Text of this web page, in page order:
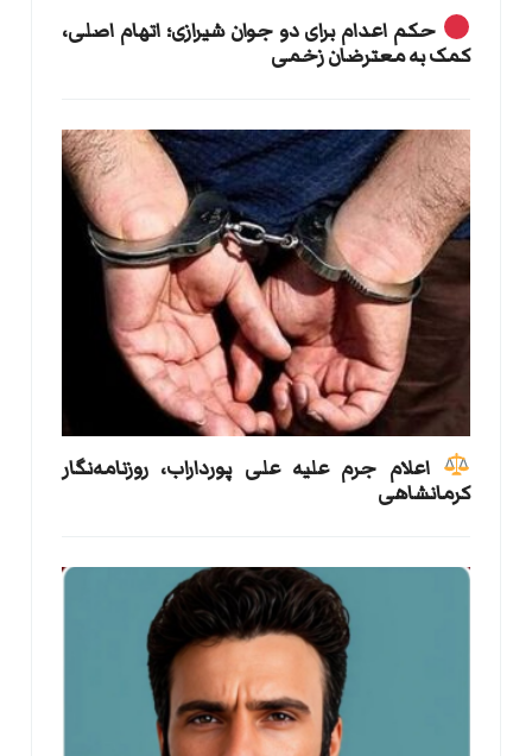
حکم اعدام برای دو جوان شیرازی؛ اتهام اصلی،
کمک به معترضان زخمی
اعلام جرم علیه علی پورداراب، روزنامه‌نگار
کرمانشاهی